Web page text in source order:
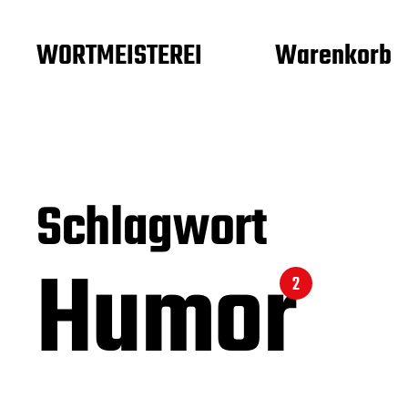
WORTMEISTEREI Warenkorb
Schlagwort
Humor2